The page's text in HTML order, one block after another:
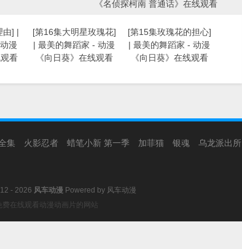
《名侦探柯南 普通话》在线观看
由] |
漫
看
[第16集大明星玫瑰花]
| 最美的舞蹈家 - 动漫
《向日葵》在线观看
[第15集玫瑰花的担心]
| 最美的舞蹈家 - 动漫
《向日葵》在线观看
集 火影忍者 蜡笔小新 第一季 加菲猫 银魂 乌龙派出所
- 2026 风车动漫 Powered by 风车动漫
费在线观看动漫动画片的网站